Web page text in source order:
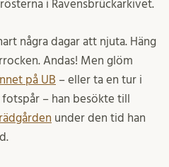
i Ravensbrückarkivet.
några dagar att njuta. Häng
Andas! Men glöm
på UB – eller ta en tur i
– han besökte till
under den tid han